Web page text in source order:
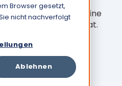
Browser gesetzt,
nicht nachverfolgt
Ablehnen
Pflegeteam Geisel seine
digitalisiert hat.